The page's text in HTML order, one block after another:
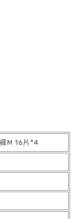
M 16片*4